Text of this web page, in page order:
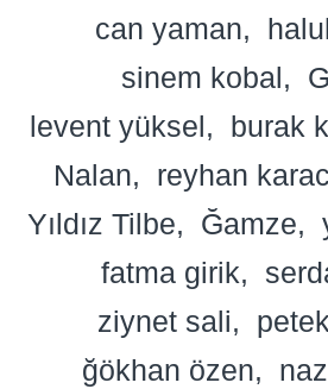
can yaman
sinem kobal
levent yüksel
burak
Nalan
reyhan
Yıldız Tilbe
Ğamze
fatma girik
ziynet sali
ğökhan özen